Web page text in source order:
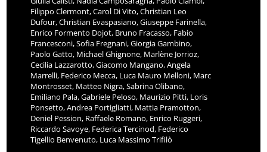
Filippo Clermont, Carol Di Vito, Christian Leo
Dufour, Christian Evaspasiano, Giuseppe Farinella,
Enrico Formento Dojot, Bruno Fracasso, Fabio
Francesconi, Sofia Fregnani, Giorgia Gambino,
Paolo Gatto, Michael Ghignone, Marlène Jorrioz,
Cecilia Lazzarotto, Giacomo Mangano, Angela
Marrelli, Federico Mecca, Luca Mauro Melloni, Marc
Montrosset, Matteo Nigra, Sabrina Olibano,
Emiliano Pala, Gabriele Peloso, Maurizio Pitti, Loris
Ponsetto, Andrea Portigliatti, Mattia Pramotton,
Deniel Pession, Raffaele Romano, Enrico Ruggeri,
Riccardo Savoye, Federica Tercinod, Federico
Tigellio Benvenuto, Luca Massimo Trifilò